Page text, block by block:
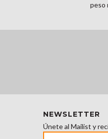
peso
NEWSLETTER
Únete al Mailist y